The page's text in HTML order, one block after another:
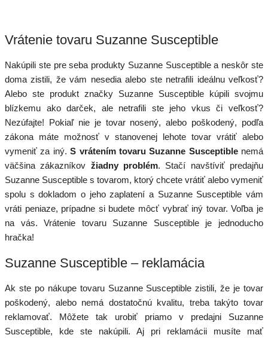
Vrátenie tovaru Suzanne Susceptible
Nakúpili ste pre seba produkty Suzanne Susceptible a neskôr ste
doma zistili, že vám nesedia alebo ste netrafili ideálnu veľkosť?
Alebo ste produkt značky Suzanne Susceptible kúpili svojmu
blízkemu ako darček, ale netrafili ste jeho vkus či veľkosť?
Nezúfajte! Pokiaľ nie je tovar nosený, alebo poškodený, podľa
zákona máte možnosť v stanovenej lehote tovar vrátiť alebo
vymeniť za iný.S vrátením tovaru Suzanne Susceptible nemá
väčšina zákazníkov žiadny problém. Stačí navštíviť predajňu
Suzanne Susceptible s tovarom, ktorý chcete vrátiť alebo vymeniť
spolu s dokladom o jeho zaplatení a Suzanne Susceptible vám
vráti peniaze, prípadne si budete môcť vybrať iný tovar. Voľba je
na vás. Vrátenie tovaru Suzanne Susceptible je jednoducho
hračka!
Suzanne Susceptible – reklamácia
Ak ste po nákupe tovaru Suzanne Susceptible zistili, že je tovar
poškodený, alebo nemá dostatočnú kvalitu, treba takýto tovar
reklamovať. Môžete tak urobiť priamo v predajni Suzanne
Susceptible, kde ste nakúpili. Aj pri reklamácii musíte mať